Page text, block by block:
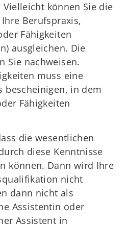
können Sie die
Berufspraxis,
Fähigkeiten
ausgleichen. Die
Sie nachweisen.
muss eine
bescheinigen, in dem
Fähigkeiten
die wesentlichen
diese Kenntnisse
können. Dann wird Ihre
nicht
dann nicht als
Assistentin oder
Assistent in